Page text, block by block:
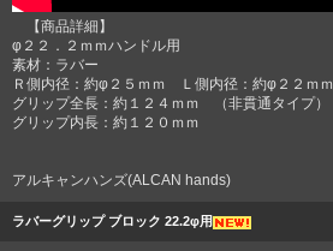
【商品詳細】
φ２２．２ｍｍハンドル用
素材：ラバー
Ｒ側内径：約φ２５ｍｍ Ｌ側内径：約φ２２ｍｍ
グリップ全長：約１２４ｍｍ （非貫通タイプ）
グリップ内長：約１２０ｍｍ
アルキャンハンズ(ALCAN hands)
ラバーグリップ ブロック 22.2φ用